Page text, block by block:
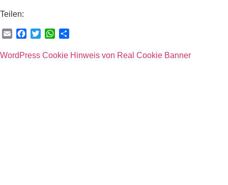
Teilen:
EmailFacebook
TwitterWhatsApp
WordPress Cookie Hinweis von Real Cookie Banner